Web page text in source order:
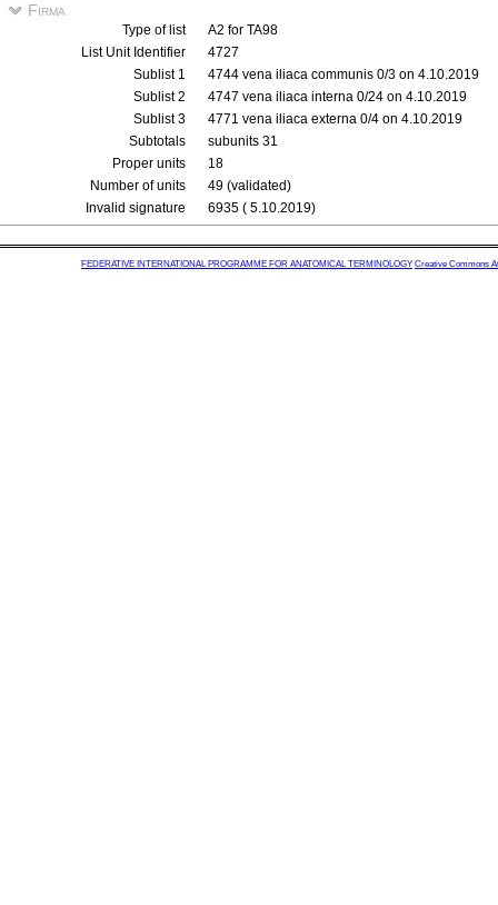
Firma
Type of list
A2 for TA98
List Unit Identifier
4727
Sublist 1
4744 vena iliaca communis 0/3 on 4.10.2019
Sublist 2
4747 vena iliaca interna 0/24 on 4.10.2019
Sublist 3
4771 vena iliaca externa 0/4 on 4.10.2019
Subtotals
subunits 31
Proper units
18
Number of units
49 (validated)
Invalid signature
6935 ( 5.10.2019)
FEDERATIVE INTERNATIONAL PROGRAMME FOR ANATOMICAL TERMINOLOGY Creative Commons